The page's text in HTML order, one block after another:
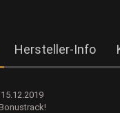
Hersteller-Info